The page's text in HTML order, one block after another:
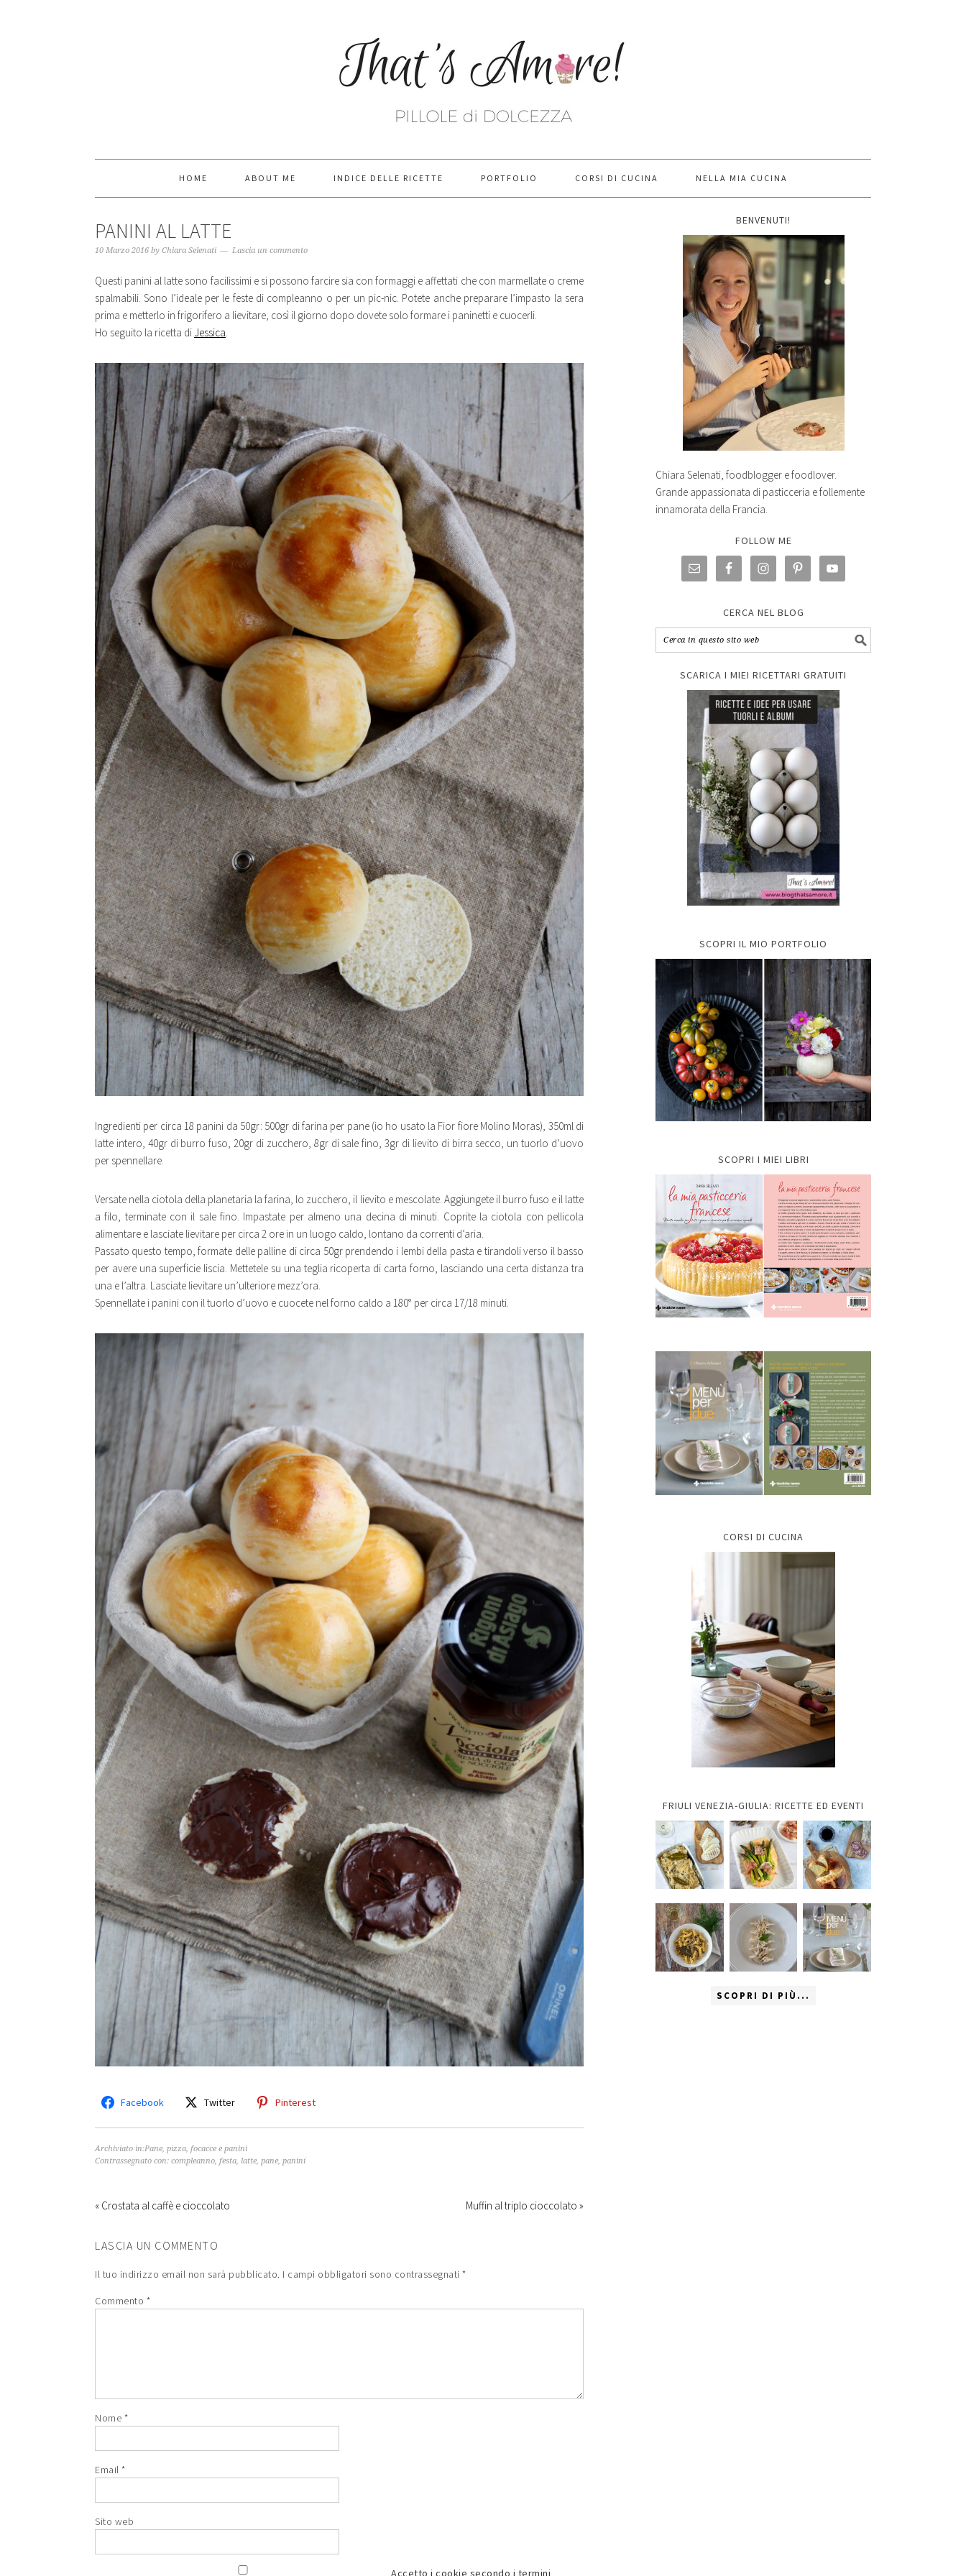
HOME ABOUT ME INDICE DELLE RICETTE PORTFOLIO CORSI DI CUCINA NELLA MIA CUCINA
PANINI AL LATTE
10 Marzo 2016 by Chiara Selenati Lascia un commento
Questi panini al latte sono facilissimi e si possono farcire sia con formaggi e affettati che con marmellate o creme
spalmabili. Sono l’ideale per le feste di compleanno o per un pic-nic. Potete anche preparare l’impasto la sera
prima e metterlo in frigorifero a lievitare, così il giorno dopo dovete solo formare i paninetti e cuocerli.
Ho seguito la ricetta di Jessica.
Ingredienti per circa 18 panini da 50gr: 500gr di farina per pane (io ho usato la Fior fiore Molino Moras), 350ml di
latte intero, 40gr di burro fuso, 20gr di zucchero, 8gr di sale fino, 3gr di lievito di birra secco, un tuorlo d’uovo
per spennellare.
Versate nella ciotola della planetaria la farina, lo zucchero, il lievito e mescolate. Aggiungete il burro fuso e il latte
a filo, terminate con il sale fino. Impastate per almeno una decina di minuti. Coprite la ciotola con pellicola
alimentare e lasciate lievitare per circa 2 ore in un luogo caldo, lontano da correnti d’aria.
Passato questo tempo, formate delle palline di circa 50gr prendendo i lembi della pasta e tirandoli verso il basso
per avere una superficie liscia. Mettetele su una teglia ricoperta di carta forno, lasciando una certa distanza tra
una e l’altra. Lasciate lievitare un’ulteriore mezz’ora.
Spennellate i panini con il tuorlo d’uovo e cuocete nel forno caldo a 180° per circa 17/18 minuti.
Facebook Twitter Pinterest
Archiviato in:Pane, pizza, focacce e panini
Contrassegnato con: compleanno, festa, latte, pane, panini
« Crostata al caffè e cioccolato Muffin al triplo cioccolato »
LASCIA UN COMMENTO
Il tuo indirizzo email non sarà pubblicato. I campi obbligatori sono contrassegnati *
Commento *
Nome *
Email *
Sito web
Accetto i cookie secondo i termini
BENVENUTI!
Chiara Selenati, foodblogger e foodlover.
Grande appassionata di pasticceria e follemente
innamorata della Francia.
FOLLOW ME
CERCA NEL BLOG
SCARICA I MIEI RICETTARI GRATUITI
SCOPRI IL MIO PORTFOLIO
SCOPRI I MIEI LIBRI
CORSI DI CUCINA
FRIULI VENEZIA-GIULIA: RICETTE ED EVENTI
SCOPRI DI PIÙ...